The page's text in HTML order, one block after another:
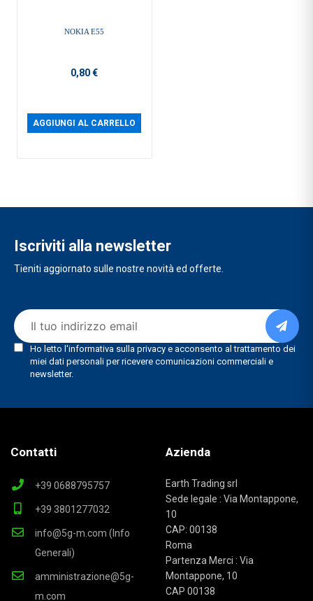
NOKIA E55
0,80 €
AGGIUNGI AL CARRELLO
Iscriviti alla newsletter
Tieniti aggiornato sulle nostre novità ed offerte.
Contatti
+39 0688795757
+39 3801277032
info@5g-m.com (Info
Generali)
amministrazione@5g-
m.com
Azienda
Earth Trading srl
Sede legale : Via Montappone,
10
CAP: 00138
Roma
Partenza Merci : Via
Montappone, 10
CAP 00138